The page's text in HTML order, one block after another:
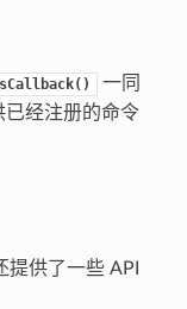
一同
已经注册的命令
提供了一些 API